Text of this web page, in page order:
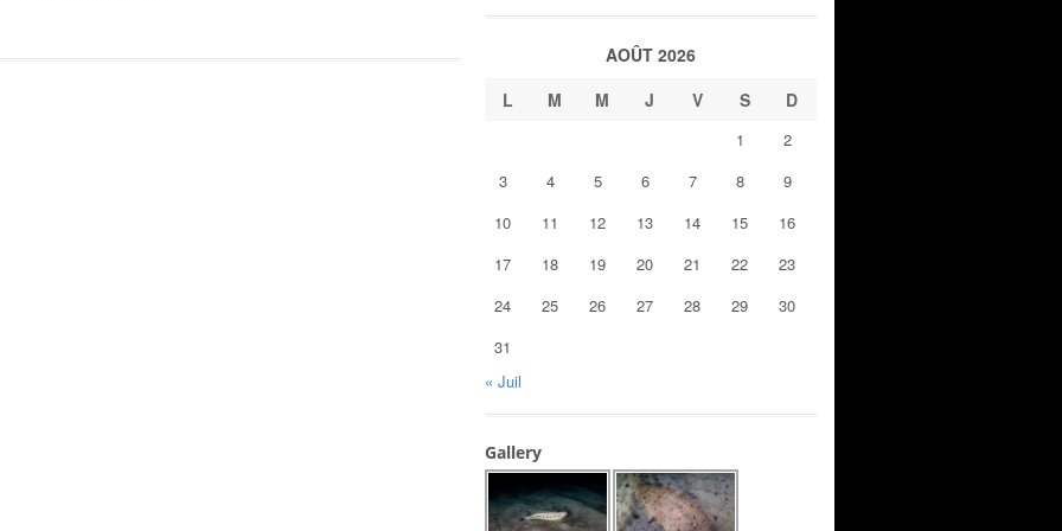
AOÛT 2026
L
M M J V S D
1
2
3
4 5 6 7 8
9
10
11 12 13 14 15
16
17
18 19 20 21 22
23
24
25 26 27 28 29
30
31
« Juil
Gallery